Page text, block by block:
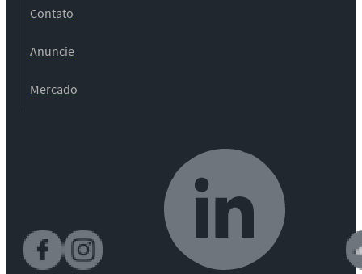
Contato
Anuncie
Mercado